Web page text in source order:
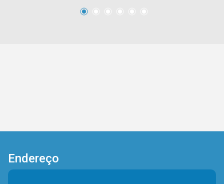
vendas e agende a sua visita!! WhatsApp e
Endereço